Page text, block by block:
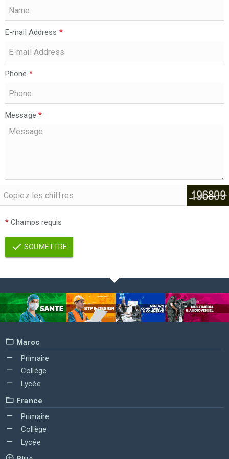
E-mail Address *
Phone *
Message *
* Champs requis
SOUMETTRE
Maroc
Primaire
Collège
Lycée
France
Primaire
Collège
Lycée